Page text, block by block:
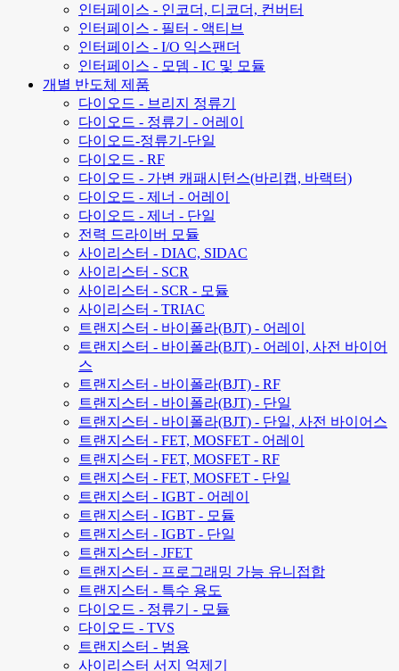
인터페이스 - 인코더, 디코더, 컨버터
인터페이스 - 필터 - 액티브
인터페이스 - I/O 익스팬더
인터페이스 - 모뎀 - IC 및 모듈
개별 반도체 제품
다이오드 - 브리지 정류기
다이오드 - 정류기 - 어레이
다이오드-정류기-단일
다이오드 - RF
다이오드 - 가변 캐패시턴스(바리캡, 바랙터)
다이오드 - 제너 - 어레이
다이오드 - 제너 - 단일
전력 드라이버 모듈
사이리스터 - DIAC, SIDAC
사이리스터 - SCR
사이리스터 - SCR - 모듈
사이리스터 - TRIAC
트랜지스터 - 바이폴라(BJT) - 어레이
트랜지스터 - 바이폴라(BJT) - 어레이, 사전 바이어
스
트랜지스터 - 바이폴라(BJT) - RF
트랜지스터 - 바이폴라(BJT) - 단일
트랜지스터 - 바이폴라(BJT) - 단일, 사전 바이어스
트랜지스터 - FET, MOSFET - 어레이
트랜지스터 - FET, MOSFET - RF
트랜지스터 - FET, MOSFET - 단일
트랜지스터 - IGBT - 어레이
트랜지스터 - IGBT - 모듈
트랜지스터 - IGBT - 단일
트랜지스터 - JFET
트랜지스터 - 프로그래밍 가능 유니접합
트랜지스터 - 특수 용도
다이오드 - 정류기 - 모듈
다이오드 - TVS
트랜지스터 - 범용
사이리스터 서지 억제기